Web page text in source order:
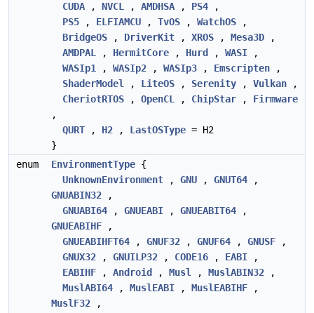
CUDA , NVCL , AMDHSA , PS4 ,
PS5 , ELFIAMCU , TvOS , WatchOS ,
BridgeOS , DriverKit , XROS , Mesa3D ,
AMDPAL
, HermitCore , Hurd , WASI ,
WASIp1
, WASIp2 , WASIp3 , Emscripten ,
ShaderModel
, LiteOS , Serenity , Vulkan ,
CheriotRTOS , OpenCL , ChipStar , Firmware
,
QURT , H2 , LastOSType = H2
}
enum
EnvironmentType {
UnknownEnvironment , GNU , GNUT64 ,
GNUABIN32 ,
GNUABI64 , GNUEABI , GNUEABIT64 ,
GNUEABIHF ,
GNUEABIHFT64 , GNUF32 , GNUF64 , GNUSF ,
GNUX32 , GNUILP32 , CODE16 , EABI ,
EABIHF , Android , Musl , MuslABIN32 ,
MuslABI64 , MuslEABI , MuslEABIHF ,
MuslF32 ,